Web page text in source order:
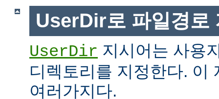
UserDir로 파일경로
UserDir 지시어는 사용
디렉토리를 지정한다. 이
여러가지다.